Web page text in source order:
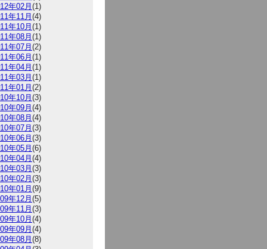
年02月(1)
年11月(4)
年10月(1)
年08月(1)
年07月(2)
年06月(1)
年04月(1)
年03月(1)
年01月(2)
年10月(3)
年09月(4)
年08月(4)
年07月(3)
年06月(3)
年05月(6)
年04月(4)
年03月(3)
年02月(3)
年01月(9)
年12月(5)
年11月(3)
年10月(4)
年09月(4)
年08月(8)